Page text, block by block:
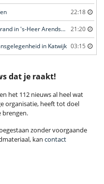
22:18
Brandweer snel in actie bij natuurbrand in 's-Heer Arendskerke 21:20
in Katwijk 03:15
dat je raakt!
het 112 nieuws al heel wat
organisatie, heeft tot doel
brengen.
zonder voorgaande
kan contact